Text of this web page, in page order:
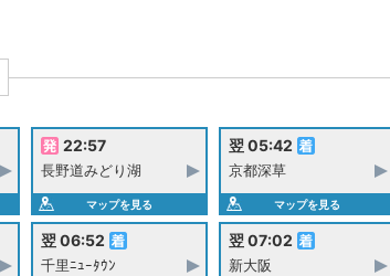
22:57
長野道みどり湖
マップを見る
翌 05:42
京都深草
マップを見る
翌 06:52
千里ﾆｭｰﾀｳﾝ
翌 07:02
新大阪